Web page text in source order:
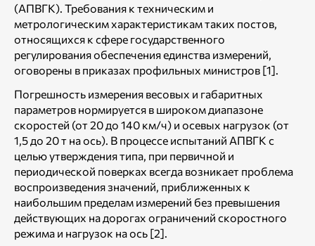
(АПВГК). Требования к техническим и
метрологическим характеристикам таких постов,
относящихся к сфере государственного
регулирования обеспечения единства измерений,
оговорены в приказах профильных министров [1].
Погрешность измерения весовых и габаритных
параметров нормируется в широком диапазоне
скоростей (от 20 до 140 км/ч) и осевых нагрузок (от
1,5 до 20 т на ось). В процессе испытаний АПВГК с
целью утверждения типа, при первичной и
периодической поверках всегда возникает проблема
воспроизведения значений, приближенных к
наибольшим пределам измерений без превышения
действующих на дорогах ограничений скоростного
режима и нагрузок на ось [2].